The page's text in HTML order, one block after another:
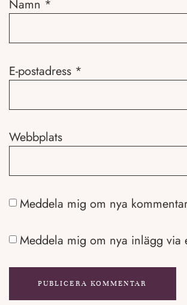
Namn *
E-postadress *
Webbplats
Meddela mig om nya
Meddela mig om nya inlägg via